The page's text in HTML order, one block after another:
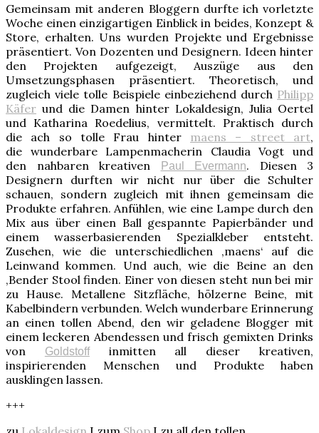
Gemeinsam mit anderen Bloggern durfte ich vorletzte
Woche einen einzigartigen Einblick in beides, Konzept &
Store, erhalten. Uns wurden Projekte und Ergebnisse
präsentiert. Von Dozenten und Designern. Ideen hinter
den Projekten aufgezeigt, Auszüge aus den
Umsetzungsphasen präsentiert. Theoretisch, und
zugleich viele tolle Beispiele einbeziehend durch Philipp
Käfer und die Damen hinter Lokaldesign, Julia Oertel
und Katharina Roedelius, vermittelt. Praktisch durch
die ach so tolle Frau hinter maens – street art,
die wunderbare Lampenmacherin Claudia Vogt und
den nahbaren kreativen
Paul Evermann. Diesen 3
Designern durften wir nicht nur über die Schulter
schauen, sondern zugleich mit ihnen gemeinsam die
Produkte erfahren. Anfühlen, wie eine Lampe durch den
Mix aus über einen Ball gespannte Papierbänder und
einem wasserbasierenden Spezialkleber entsteht.
Zusehen, wie die unterschiedlichen ‚maens‘ auf die
Leinwand kommen. Und auch, wie die Beine an den
‚Bender Stool finden. Einer von diesen steht nun bei mir
zu Hause. Metallene Sitzfläche, hölzerne Beine, mit
Kabelbindern verbunden. Welch wunderbare Erinnerung
an einen tollen Abend, den wir geladene Blogger mit
einem leckeren Abendessen und frisch gemixten Drinks
von
Goldstoffinmitten all dieser kreativen,
inspirierenden Menschen und Produkte haben
ausklingen lassen.
+++